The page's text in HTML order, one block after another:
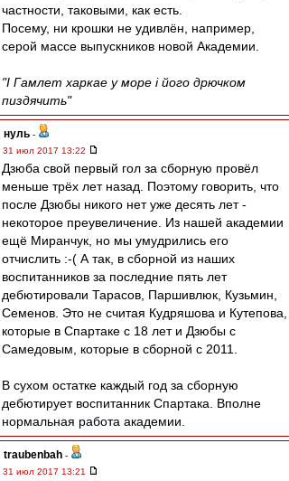
частности, таковыми, как есть.
Посему, ни крошки не удивлён, например,
серой массе выпускников новой Академии.
"I Гамлeт харкаe у море i його дрючком
пиздячить"
нуль -
31 июл 2017 13:22
Дзюба свой первый гол за сборную провёл
меньше трёх лет назад. Поэтому говорить, что
после Дзюбы никого нет уже десять лет -
некоторое преувеличение. Из нашей академии
ещё Миранчук, но мы умудрились его
отчислить :-( А так, в сборной из наших
воспитанников за последние пять лет
дебютировали Тарасов, Паршивлюк, Кузьмин,
Семенов. Это не считая Кудряшова и Кутепова,
которые в Спартаке с 18 лет и Дзюбы с
Самедовым, которые в сборной с 2011.
В сухом остатке каждый год за сборную
дебютирует воспитанник Спартака. Вполне
нормальная работа академии.
traubenbah -
31 июл 2017 13:21